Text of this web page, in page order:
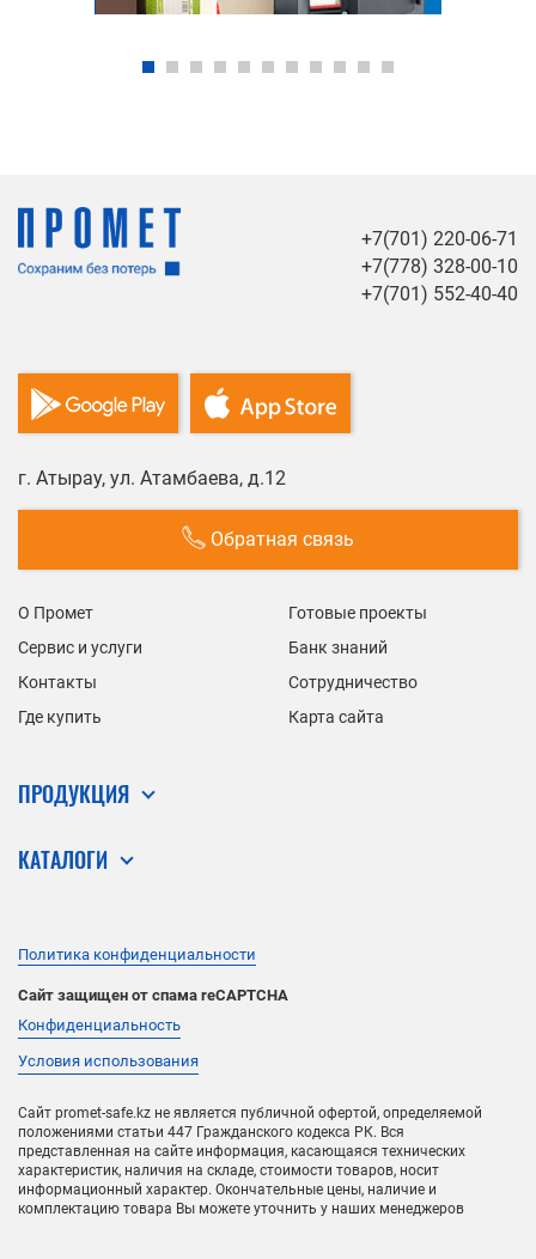
+7(701) 220-06-71
+7(778) 328-00-10
+7(701) 552-40-40
г. Атырау, ул. Атамбаева, д.12
Обратная связь
О Промет
Готовые проекты
Сервис и услуги
Банк знаний
Контакты
Сотрудничество
Где купить
Карта сайта
ПРОДУКЦИЯ
КАТАЛОГИ
Политика конфиденциальности
Сайт защищен от спама reCAPTCHA
Конфиденциальность
Условия использования
Сайт promet-safe.kz не является публичной офертой, определяемой
положениями статьи 447 Гражданского кодекса РК. Вся
представленная на сайте информация, касающаяся технических
характеристик, наличия на складе, стоимости товаров, носит
информационный характер. Окончательные цены, наличие и
комплектацию товара Вы можете уточнить у наших менеджеров